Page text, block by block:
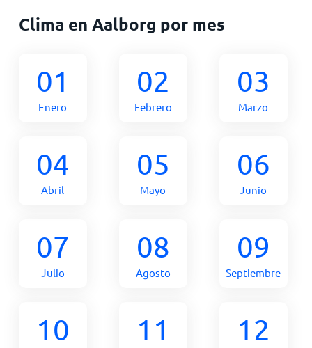
Clima en Aalborg por mes
01
Enero
02
Febrero
03
Marzo
04
Abril
05
Mayo
06
Junio
07
Julio
08
Agosto
09
Septiembre
10 11 12